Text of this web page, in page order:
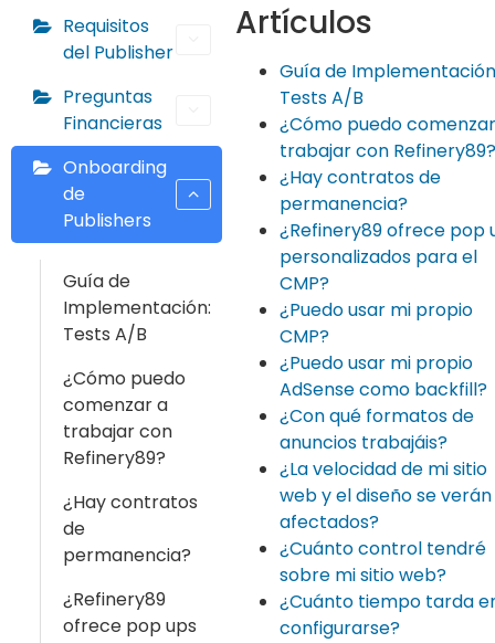
Requisitos
del Publisher
Preguntas
Financieras
Onboarding
de
Publishers
Guía de
Implementación:
Tests A/B
¿Cómo puedo
comenzar a
trabajar con
Refinery89?
¿Hay contratos
de
permanencia?
¿Refinery89
ofrece pop ups
Artículos
Guía de
Tests A/B
¿Cómo puedo
trabajar con Refinery89?
¿Hay contratos de
permanencia?
¿Refinery89 ofrece pop
personalizados para el
CMP?
¿Puedo usar mi propio
CMP?
¿Puedo usar mi propio
AdSense como backfill?
¿Con qué formatos de
anuncios trabajáis?
¿La velocidad de mi sitio
web y el diseño se verán
afectados?
¿Cuánto control tendré
sobre mi sitio web?
¿Cuánto tiempo tarda
configurarse?